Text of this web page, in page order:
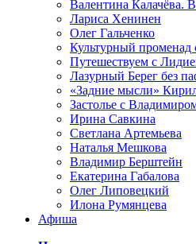
Валентина Калачёва.
Лариса Хенинен
Олег Гальченко
Культурный променад
Путешествуем с
Лазурный Берег без
«Задние мысли»
Застолье с
Ирина Савкина
Светлана Артемьева
Наталья Мешкова
Владимир Берштейн
Екатерина Габалова
Олег Липовецкий
Илона Румянцева
Афиша